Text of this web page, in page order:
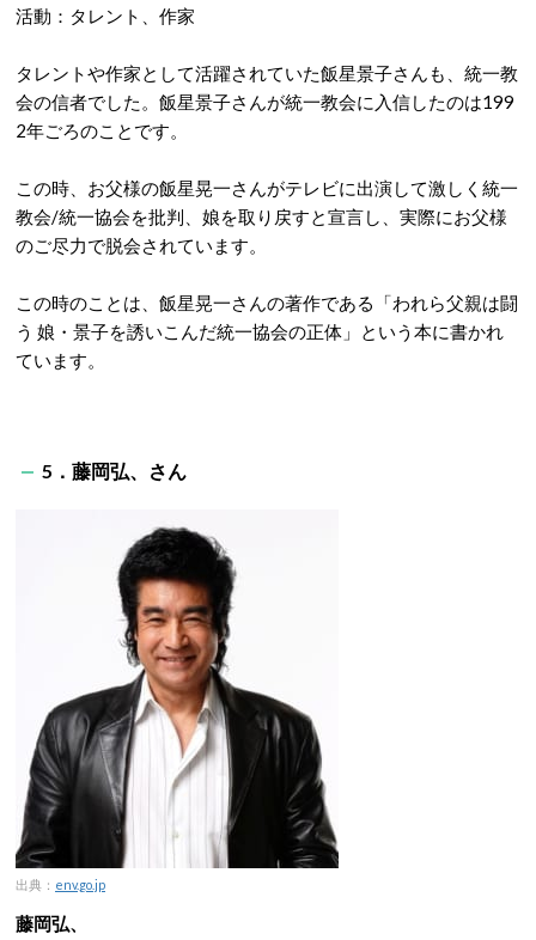
活動：タレント、作家
タレントや作家として活躍されていた飯星景子さんも、統一教
会の信者でした。飯星景子さんが統一教会に入信したのは199
2年ごろのことです。
この時、お父様の飯星晃一さんがテレビに出演して激しく統一
教会/統一協会を批判、娘を取り戻すと宣言し、実際にお父様
のご尽力で脱会されています。
この時のことは、飯星晃一さんの著作である「われら父親は闘
う 娘・景子を誘いこんだ統一協会の正体」という本に書かれ
ています。
5．藤岡弘、さん
出典： env.go.jp
藤岡弘、